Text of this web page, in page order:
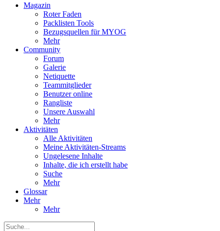
Magazin
Roter Faden
Packlisten Tools
Bezugsquellen für MYOG
Mehr
Community
Forum
Galerie
Netiquette
Teammitglieder
Benutzer online
Rangliste
Unsere Auswahl
Mehr
Aktivitäten
Alle Aktivitäten
Meine Aktivitäten-Streams
Ungelesene Inhalte
Inhalte, die ich erstellt habe
Suche
Mehr
Glossar
Mehr
Mehr